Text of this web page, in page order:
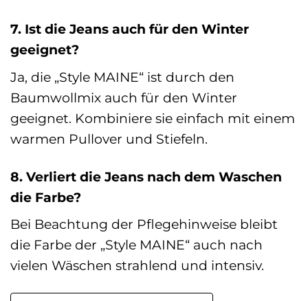
7. Ist die Jeans auch für den Winter
geeignet?
Ja, die „Style MAINE“ ist durch den
Baumwollmix auch für den Winter
geeignet. Kombiniere sie einfach mit einem
warmen Pullover und Stiefeln.
8. Verliert die Jeans nach dem Waschen
die Farbe?
Bei Beachtung der Pflegehinweise bleibt
die Farbe der „Style MAINE“ auch nach
vielen Wäschen strahlend und intensiv.